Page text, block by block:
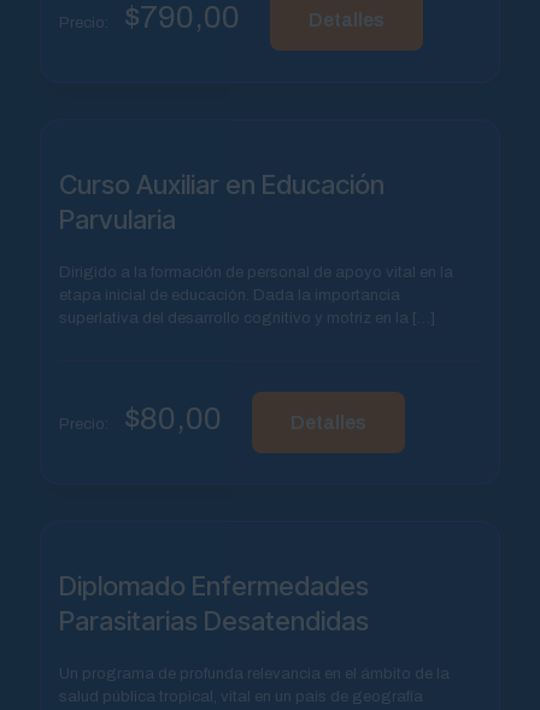
Precio: $790,00 Detalles
Curso Auxiliar en Educación
Parvularia
Dirigido a la formación de personal de apoyo vital en la
etapa inicial de educación. Dada la importancia
superlativa del desarrollo cognitivo y motriz en la […]
Precio: $80,00 Detalles
Diplomado Enfermedades
Parasitarias Desatendidas
Un programa de profunda relevancia en el ámbito de la
salud pública tropical, vital en un país de geografía